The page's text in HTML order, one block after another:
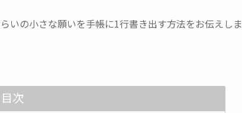
いの小さな願いを手帳に1行書き出す方法をお伝えしま
目次